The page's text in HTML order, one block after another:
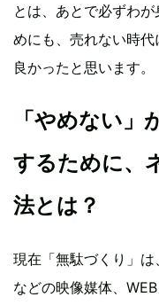
とは、あとで必ずわ
めにも、売れない時
良かったと思います。
「やめない」
するために、
法とは？
現在「無駄づくり」
などの映像媒体、